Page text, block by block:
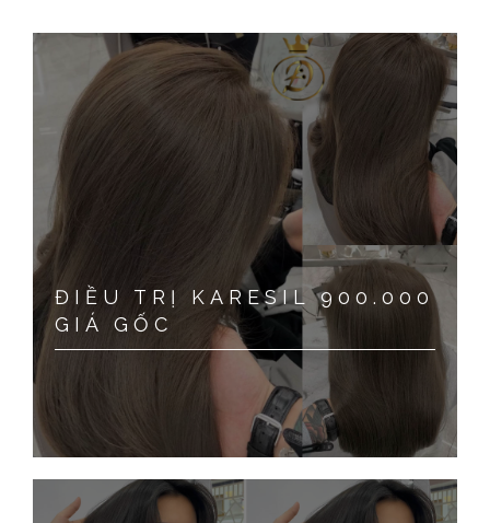
Trang chủ Phục hồi
ĐIỀU TRỊ KARESIL 900.000
GIÁ GỐC